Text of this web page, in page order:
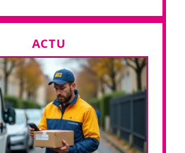
ACTU